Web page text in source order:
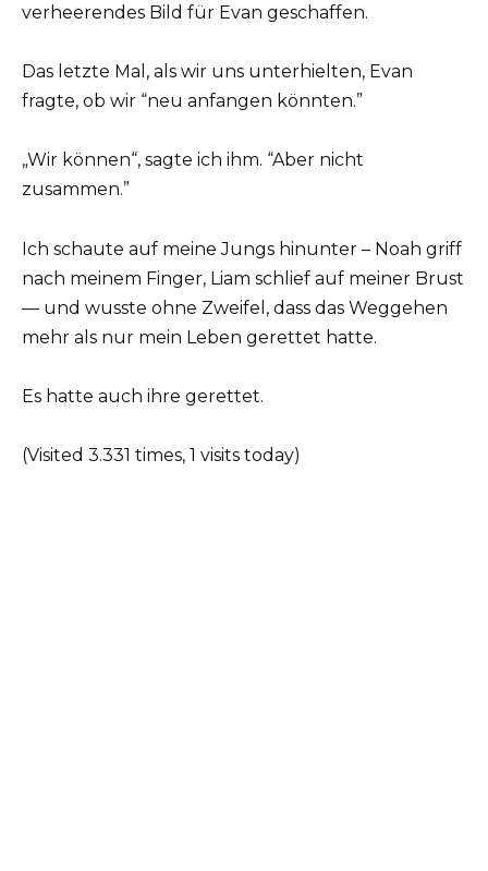
verheerendes Bild für Evan geschaffen.
Das letzte Mal, als wir uns unterhielten, Evan
fragte, ob wir “neu anfangen könnten.”
„Wir können“, sagte ich ihm. “Aber nicht
zusammen.”
Ich schaute auf meine Jungs hinunter – Noah griff
nach meinem Finger, Liam schlief auf meiner Brust
— und wusste ohne Zweifel, dass das Weggehen
mehr als nur mein Leben gerettet hatte.
Es hatte auch ihre gerettet.
(Visited 3.331 times, 1 visits today)